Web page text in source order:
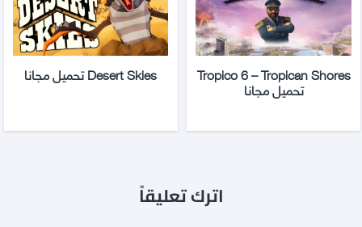
Tropico 6 – Tropican Shores
تحميل مجانا
Desert Skies تحميل مجانا
اترك تعليقاً